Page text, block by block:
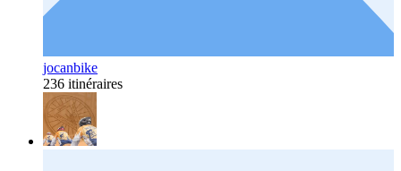
jocanbike
236 itinéraires